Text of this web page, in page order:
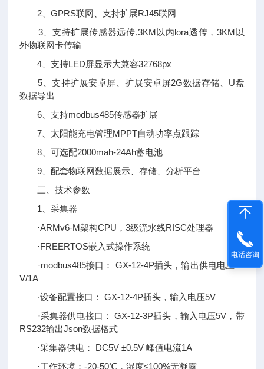
2、GPRS联网、支持扩展RJ45联网
3、支持扩展传感器远传,3KM以内lora透传，3KM以
外物联网卡传输
4、支持LED屏显示大兼容32768px
5、支持扩展安卓屏、扩展安卓屏2G数据存储、U盘
数据导出
6、支持modbus485传感器扩展
7、太阳能充电管理MPPT自动功率点跟踪
8、可选配2000mah-24Ah蓄电池
9、配套物联网数据展示、存储、分析平台
三、技术参数
1、采集器
·ARMv6-M架构CPU，3级流水线RISC处理器
·FREERTOS嵌入式操作系统
·modbus485接口： GX-12-4P插头，输出供电电压12
V/1A
·设备配置接口： GX-12-4P插头，输入电压5V
·采集器供电接口： GX-12-3P插头，输入电压5V，带
RS232输出Json数据格式
·采集器供电： DC5V ±0.5V 峰值电流1A
·工作环境：-20-50℃，湿度≤100%无凝露
电话咨询